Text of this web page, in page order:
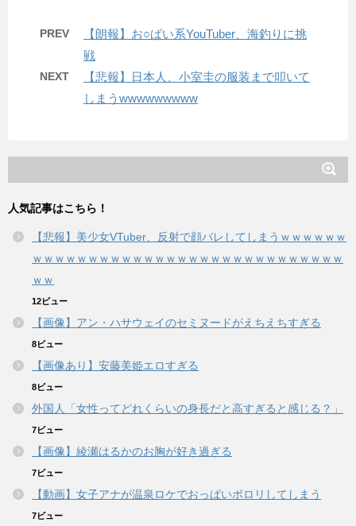
PREV
【朗報】お○ぱい系YouTuber、海釣りに挑
戦
NEXT
【悲報】日本人、小室圭の服装まで叩いて
しまうwwwwwwwww
人気記事はこちら！
【悲報】美少女VTuber、反射で顔バレしてしまうｗｗｗｗｗｗ
ｗｗｗｗｗｗｗｗｗｗｗｗｗｗｗｗｗｗｗｗｗｗｗｗｗｗｗｗ
ｗｗ
12ビュー
【画像】アン・ハサウェイのセミヌードがえちえちすぎる
8ビュー
【画像あり】安藤美姫エロすぎる
8ビュー
外国人「女性ってどれくらいの身長だと高すぎると感じる？」
7ビュー
【画像】綾瀬はるかのお胸が好き過ぎる
7ビュー
【動画】女子アナが温泉ロケでおっぱいポロリしてしまう
7ビュー